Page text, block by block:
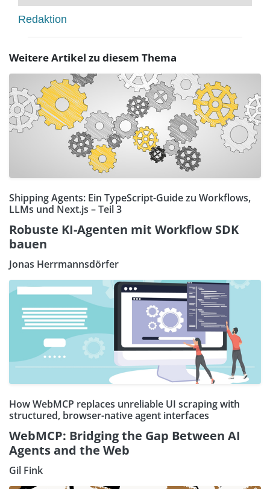
Redaktion
Weitere Artikel zu diesem Thema
Shipping Agents: Ein TypeScript-Guide zu Workflows,
LLMs und Next.js – Teil 3
Robuste KI-Agenten mit Workflow SDK
bauen
Jonas Herrmannsdörfer
How WebMCP replaces unreliable UI scraping with
structured, browser-native agent interfaces
WebMCP: Bridging the Gap Between AI
Agents and the Web
Gil Fink